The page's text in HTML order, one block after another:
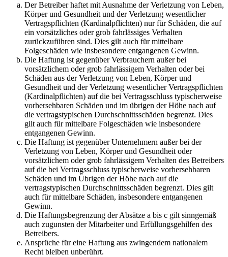
Der Betreiber haftet mit Ausnahme der Verletzung von Leben,
Körper und Gesundheit und der Verletzung wesentlicher
Vertragspflichten (Kardinalpflichten) nur für Schäden, die auf
ein vorsätzliches oder grob fahrlässiges Verhalten
zurückzuführen sind. Dies gilt auch für mittelbare
Folgeschäden wie insbesondere entgangenen Gewinn.
Die Haftung ist gegenüber Verbrauchern außer bei
vorsätzlichem oder grob fahrlässigem Verhalten oder bei
Schäden aus der Verletzung von Leben, Körper und
Gesundheit und der Verletzung wesentlicher Vertragspflichten
(Kardinalpflichten) auf die bei Vertragsschluss typischerweise
vorhersehbaren Schäden und im übrigen der Höhe nach auf
die vertragstypischen Durchschnittsschäden begrenzt. Dies
gilt auch für mittelbare Folgeschäden wie insbesondere
entgangenen Gewinn.
Die Haftung ist gegenüber Unternehmern außer bei der
Verletzung von Leben, Körper und Gesundheit oder
vorsätzlichem oder grob fahrlässigem Verhalten des Betreibers
auf die bei Vertragsschluss typischerweise vorhersehbaren
Schäden und im Übrigen der Höhe nach auf die
vertragstypischen Durchschnittsschäden begrenzt. Dies gilt
auch für mittelbare Schäden, insbesondere entgangenen
Gewinn.
Die Haftungsbegrenzung der Absätze a bis c gilt sinngemäß
auch zugunsten der Mitarbeiter und Erfüllungsgehilfen des
Betreibers.
Ansprüche für eine Haftung aus zwingendem nationalem
Recht bleiben unberührt.